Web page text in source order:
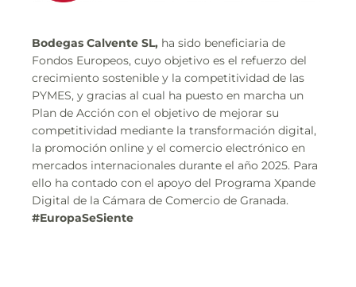
Bodegas Calvente SL,ha sido beneficiaria de
Fondos Europeos, cuyo objetivo es el refuerzo del
crecimiento sostenible y la competitividad de las
PYMES, y gracias al cual ha puesto en marcha un
Plan de Acción con el objetivo de mejorar su
competitividad mediante la transformación digital,
la promoción online y el comercio electrónico en
mercados internacionales durante el año 2025. Para
ello ha contado con el apoyo del Programa Xpande
Digital de la Cámara de Comercio de Granada.
#EuropaSeSiente